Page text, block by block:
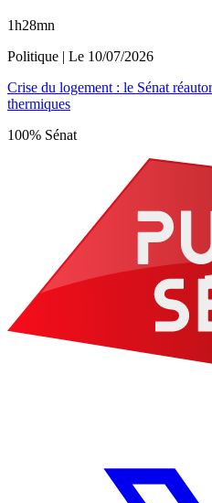
1h28mn
Politique | Le 10/07/2026
Crise du logement : le Sénat
thermiques
100% Sénat